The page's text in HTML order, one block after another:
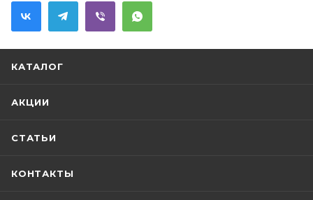
КАТАЛОГ
АКЦИИ
СТАТЬИ
КОНТАКТЫ